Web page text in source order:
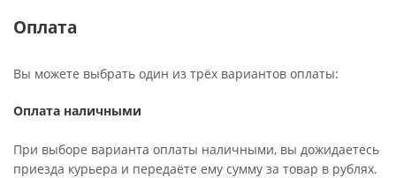
Оплата
Вы можете выбрать один из трёх вариантов оплаты:
Оплата наличными
При выборе варианта оплаты наличными, вы дожидаетесь
приезда курьера и передаёте ему сумму за товар в рублях.